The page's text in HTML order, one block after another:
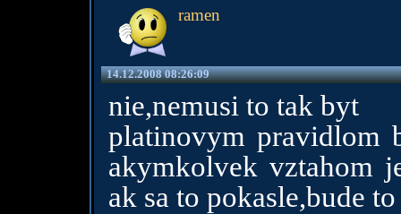
ramen
14.12.2008 08:26:09
nie,nemusi to tak byt
platinovym pravidlom
akymkolvek vztahom
ak sa to pokasle,bude